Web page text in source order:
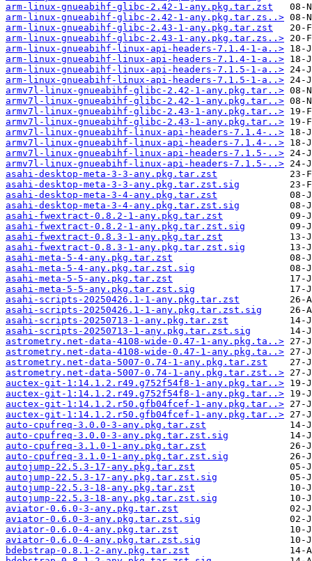
arm-linux-gnueabihf-glibc-2.42-1-any.pkg.tar.zst
arm-linux-gnueabihf-glibc-2.42-1-any.pkg.tar.zs..>
arm-linux-gnueabihf-glibc-2.43-1-any.pkg.tar.zst
arm-linux-gnueabihf-glibc-2.43-1-any.pkg.tar.zs..>
arm-linux-gnueabihf-linux-api-headers-7.1.4-1-a..>
arm-linux-gnueabihf-linux-api-headers-7.1.4-1-a..>
arm-linux-gnueabihf-linux-api-headers-7.1.5-1-a..>
arm-linux-gnueabihf-linux-api-headers-7.1.5-1-a..>
armv7l-linux-gnueabihf-glibc-2.42-1-any.pkg.tar..>
armv7l-linux-gnueabihf-glibc-2.42-1-any.pkg.tar..>
armv7l-linux-gnueabihf-glibc-2.43-1-any.pkg.tar..>
armv7l-linux-gnueabihf-glibc-2.43-1-any.pkg.tar..>
armv7l-linux-gnueabihf-linux-api-headers-7.1.4-..>
armv7l-linux-gnueabihf-linux-api-headers-7.1.4-..>
armv7l-linux-gnueabihf-linux-api-headers-7.1.5-..>
armv7l-linux-gnueabihf-linux-api-headers-7.1.5-..>
asahi-desktop-meta-3-3-any.pkg.tar.zst
asahi-desktop-meta-3-3-any.pkg.tar.zst.sig
asahi-desktop-meta-3-4-any.pkg.tar.zst
asahi-desktop-meta-3-4-any.pkg.tar.zst.sig
asahi-fwextract-0.8.2-1-any.pkg.tar.zst
asahi-fwextract-0.8.2-1-any.pkg.tar.zst.sig
asahi-fwextract-0.8.3-1-any.pkg.tar.zst
asahi-fwextract-0.8.3-1-any.pkg.tar.zst.sig
asahi-meta-5-4-any.pkg.tar.zst
asahi-meta-5-4-any.pkg.tar.zst.sig
asahi-meta-5-5-any.pkg.tar.zst
asahi-meta-5-5-any.pkg.tar.zst.sig
asahi-scripts-20250426.1-1-any.pkg.tar.zst
asahi-scripts-20250426.1-1-any.pkg.tar.zst.sig
asahi-scripts-20250713-1-any.pkg.tar.zst
asahi-scripts-20250713-1-any.pkg.tar.zst.sig
astrometry.net-data-4108-wide-0.47-1-any.pkg.ta..>
astrometry.net-data-4108-wide-0.47-1-any.pkg.ta..>
astrometry.net-data-5007-0.74-1-any.pkg.tar.zst
astrometry.net-data-5007-0.74-1-any.pkg.tar.zst..>
auctex-git-1:14.1.2.r49.g752f54f8-1-any.pkg.tar..>
auctex-git-1:14.1.2.r49.g752f54f8-1-any.pkg.tar..>
auctex-git-1:14.1.2.r50.gfb04fcef-1-any.pkg.tar..>
auctex-git-1:14.1.2.r50.gfb04fcef-1-any.pkg.tar..>
auto-cpufreq-3.0.0-3-any.pkg.tar.zst
auto-cpufreq-3.0.0-3-any.pkg.tar.zst.sig
auto-cpufreq-3.1.0-1-any.pkg.tar.zst
auto-cpufreq-3.1.0-1-any.pkg.tar.zst.sig
autojump-22.5.3-17-any.pkg.tar.zst
autojump-22.5.3-17-any.pkg.tar.zst.sig
autojump-22.5.3-18-any.pkg.tar.zst
autojump-22.5.3-18-any.pkg.tar.zst.sig
aviator-0.6.0-3-any.pkg.tar.zst
aviator-0.6.0-3-any.pkg.tar.zst.sig
aviator-0.6.0-4-any.pkg.tar.zst
aviator-0.6.0-4-any.pkg.tar.zst.sig
bdebstrap-0.8.1-2-any.pkg.tar.zst